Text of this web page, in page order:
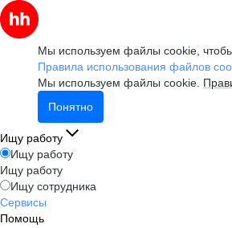
Мы используем файлы cookie, чтобы
Правила использования файлов
Мы используем файлы cookie.
Понятно
Ищу работу
Ищу работу
Ищу работу
Ищу сотрудника
Сервисы
Помощь